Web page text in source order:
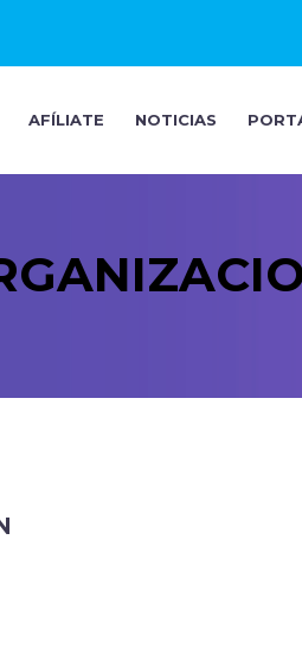
AFÍLIATE NOTICIAS